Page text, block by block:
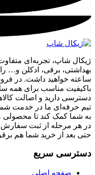
ژیکال شاپ، تجربه‌ای متفاوت
ساعته خواهید داشت. در
باکیفیت مناسب برای همه
دسترسی دارید و اصالت
تیم حرفه‌ای ما در خدمت
به شما کمک کند تا محصولی
در هر مرحله از ثبت سفارش
حتی بعد از خرید شما هم
دسترسی سریع
صفحه اصلی